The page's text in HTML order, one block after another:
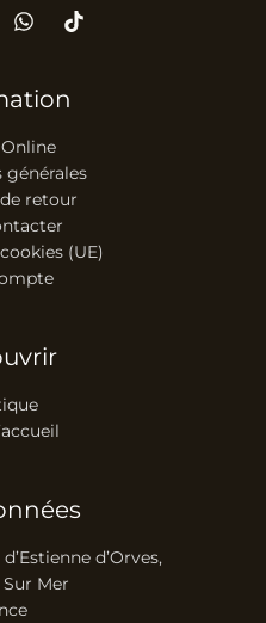
retour
(UE)
d’Orves,
Sur Mer